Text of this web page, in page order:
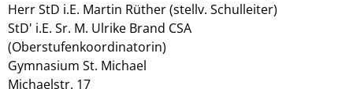
Herr StD i.E. Martin Rüther (stellv. Schulleiter)
StD' i.E. Sr. M. Ulrike Brand CSA
(Oberstufenkoordinatorin)
Gymnasium St. Michael
Michaelstr. 17